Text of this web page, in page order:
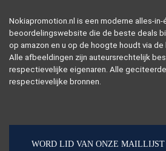
Nokiapromotion.nl is een moderne alles-
beoordelingswebsite die de beste deals
op amazon en u op de hoogte houdt via
Alle afbeeldingen zijn auteursrechtelijk
respectievelijke eigenaren. Alle
respectievelijke bronnen.
WORD LID VAN ONZE